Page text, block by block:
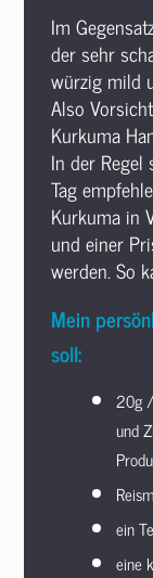
Im
der sehr
würzig mild
Also
Kurkuma
In der
Tag
Kurkuma in
und einer
werden. So
Mein
soll:
20g
und
ein
eine